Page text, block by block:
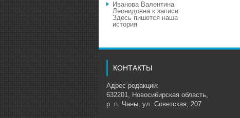
Иванова Валентина
Леонидовнак записи
Здесь пишется наша
история
КОНТАКТЫ
Адрес редакции:
632201, Новосибирская область,
р. п. Чаны, ул. Советская, 207